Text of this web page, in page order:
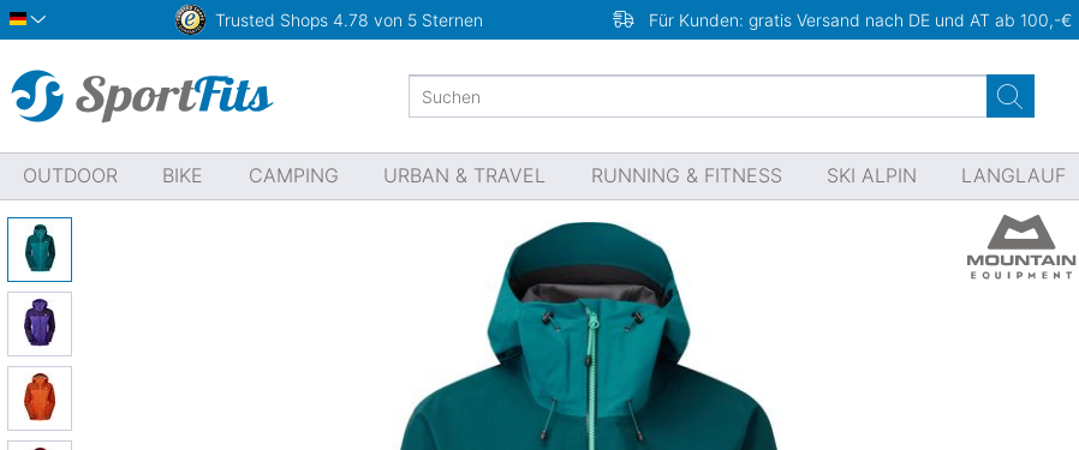
Deutsch Trusted Shops 4.78 von 5 Sternen Für Kunden: gratis Versand nach DE und AT ab 100,-€
OUTDOOR BIKE CAMPING URBAN & TRAVEL RUNNING & FITNESS SKI ALPIN LANGLAUF